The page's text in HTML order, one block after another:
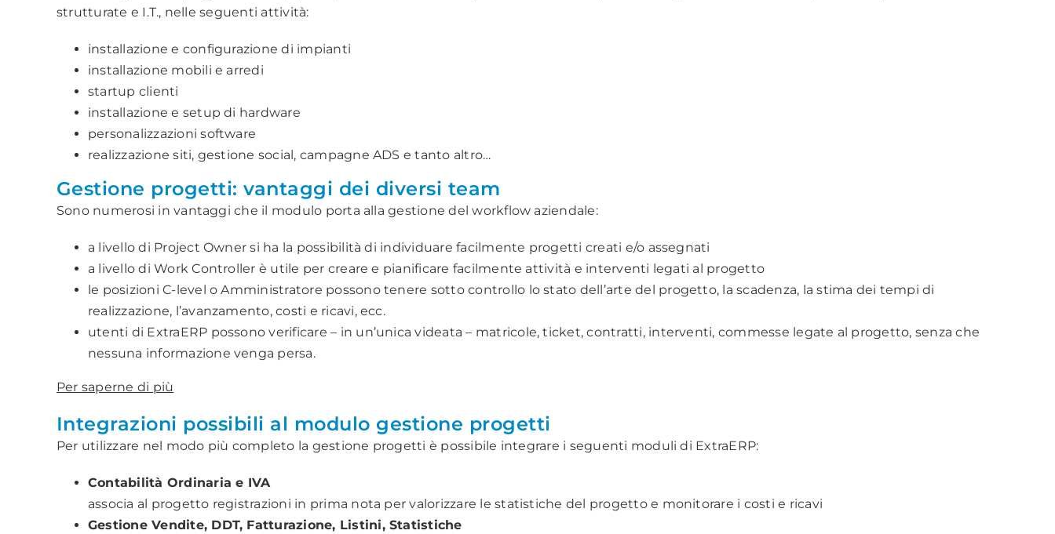
strutturate e I.T., nelle seguenti attività:
installazione e configurazione di impianti
installazione mobili e arredi
startup clienti
installazione e setup di hardware
personalizzazioni software
realizzazione siti, gestione social, campagne ADS e tanto altro…
Gestione progetti: vantaggi dei diversi team
Sono numerosi in vantaggi che il modulo porta alla gestione del workflow aziendale:
a livello di Project Owner si ha la possibilità di individuare facilmente progetti creati e/o assegnati
a livello di Work Controller è utile per creare e pianificare facilmente attività e interventi legati al progetto
le posizioni C-level o Amministratore possono tenere sotto controllo lo stato dell’arte del progetto, la scadenza, la stima dei tempi di
realizzazione, l’avanzamento, costi e ricavi, ecc.
utenti di ExtraERP possono verificare – in un’unica videata – matricole, ticket, contratti, interventi, commesse legate al progetto, senza che
nessuna informazione venga persa.
Per saperne di più
Integrazioni possibili al modulo gestione progetti
Per utilizzare nel modo più completo la gestione progetti è possibile integrare i seguenti moduli di ExtraERP:
Contabilità Ordinaria e IVA
associa al progetto registrazioni in prima nota per valorizzare le statistiche del progetto e monitorare i costi e ricavi
Gestione Vendite, DDT, Fatturazione, Listini, Statistiche